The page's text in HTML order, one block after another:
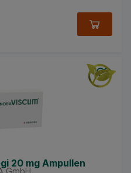
20 mg Ampullen
GmbH